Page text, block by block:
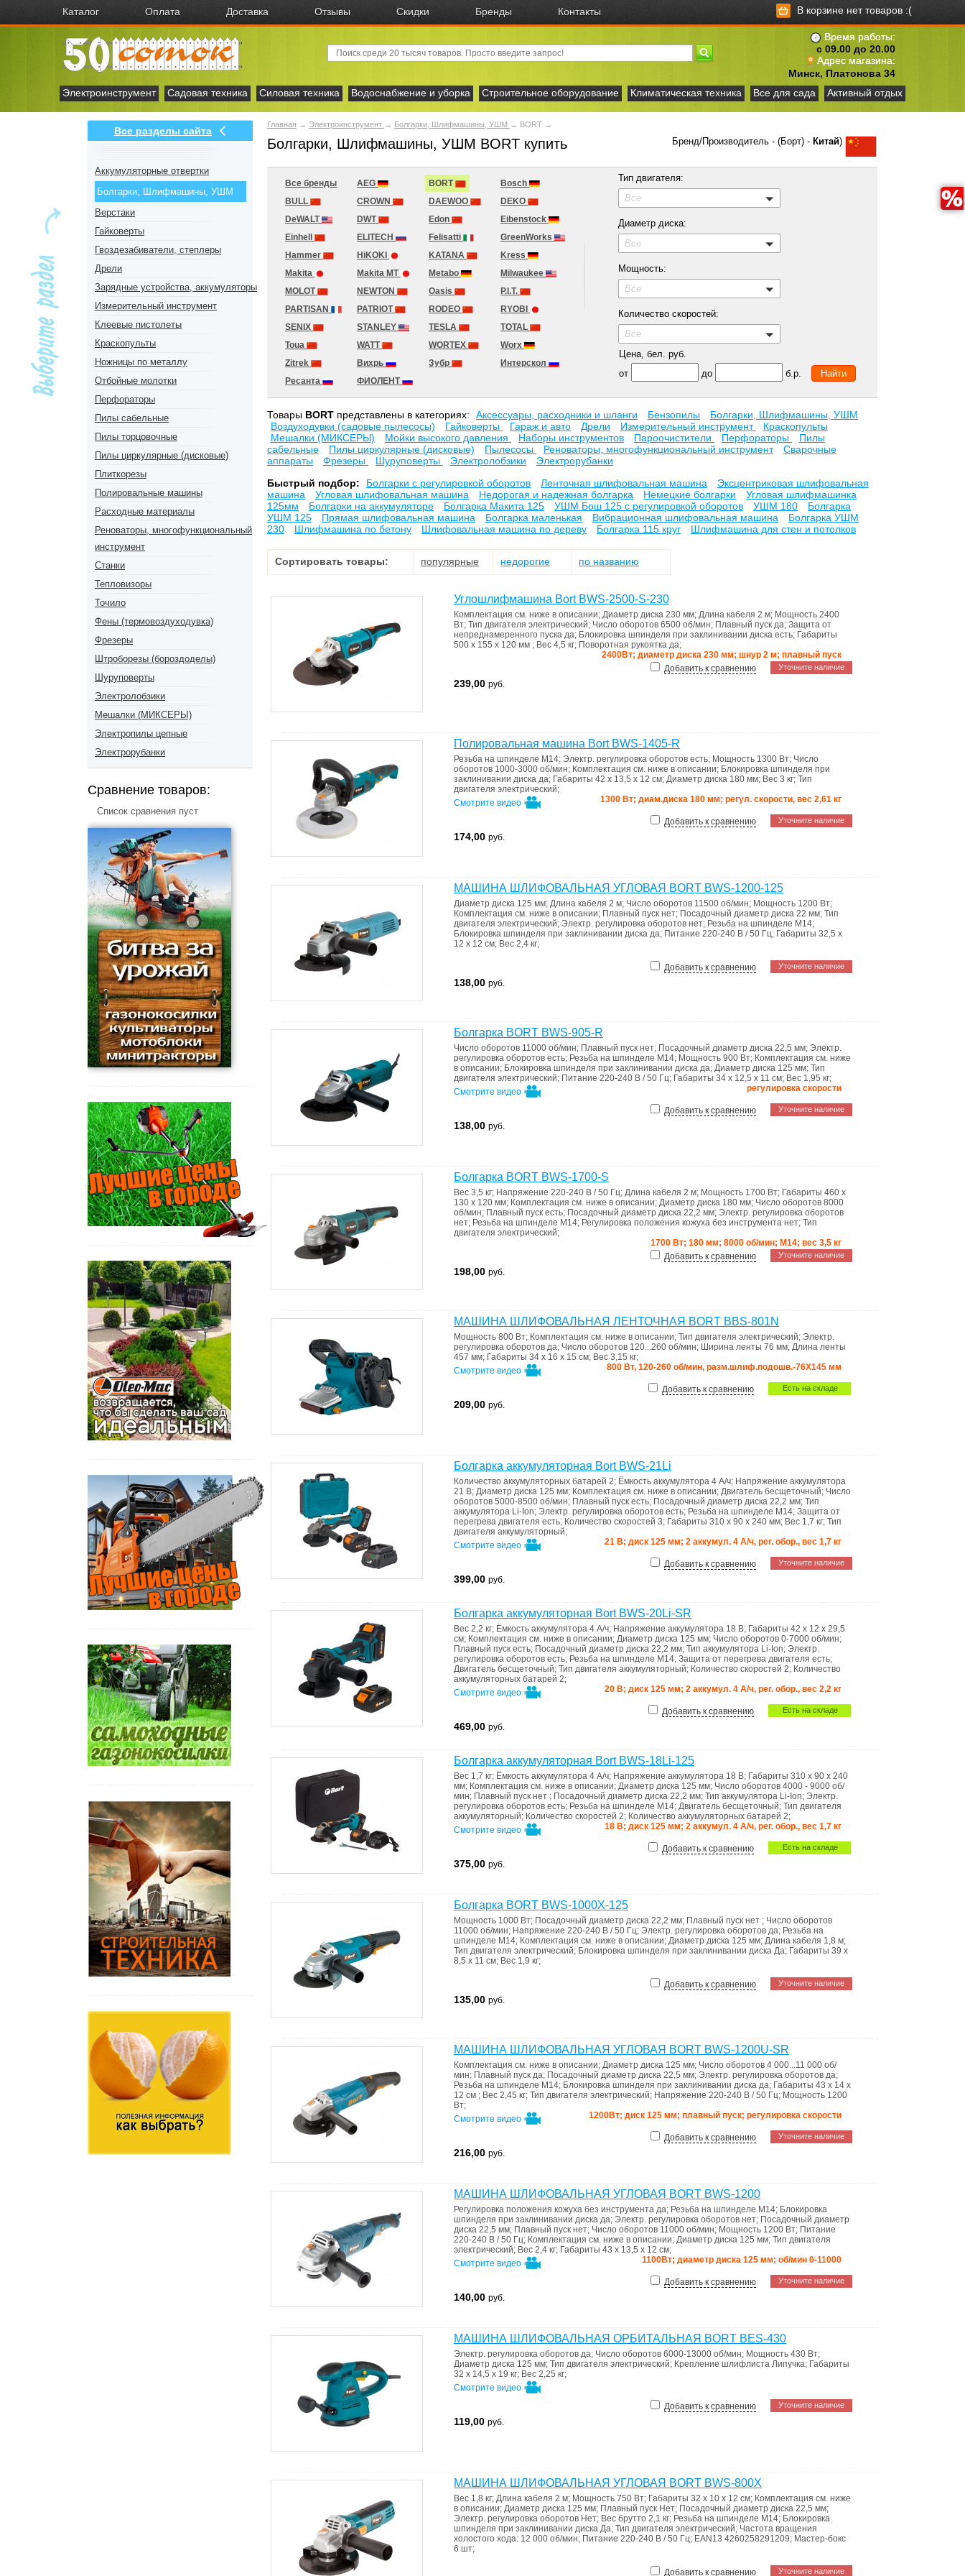
Каталог Оплата Доставка Отзывы Скидки Бренды Контакты В корзине нет товаров :(
Время работы:
с 09.00 до 20.00
Адрес магазина:
Минск, Платонова 34
Электроинструмент
Садовая техника Силовая техника Водоснабжение и уборка Строительное оборудование Климатическая техника Все для сада Активный отдых
Все разделы сайта
Аккумуляторные отвертки
Болгарки, Шлифмашины, УШМ
Верстаки
Гайковерты
Гвоздезабиватели, степлеры
Дрели
Зарядные устройства, аккумуляторы
Измерительный инструмент
Клеевые пистолеты
Краскопульты
Ножницы по металлу
Отбойные молотки
Перфораторы
Пилы сабельные
Пилы торцовочные
Пилы циркулярные (дисковые)
Плиткорезы
Полировальные машины
Расходные материалы
Реноваторы, многофункциональный
инструмент
Станки
Тепловизоры
Точило
Фены (термовоздуходувка)
Фрезеры
Штроборезы (бороздоделы)
Шуруповерты
Электролобзики
Мешалки (МИКСЕРЫ)
Электропилы цепные
Электрорубанки
Сравнение товаров:
Список сравнения пуст
Главная → Электроинструмент → Болгарки, Шлифмашины, УШМ → BORT →
Болгарки, Шлифмашины, УШМ BORT купить Бренд/Производитель - (Борт) - Китай)
Все бренды AEG BORT
Bosch
BULL
CROWN DAEWOO
DEKO
DeWALT
DWT Edon
Eibenstock
Einhell
ELITECH Felisatti
GreenWorks
Hammer
HiKOKI KATANA
Kress
Makita
Makita MT Metabo
Milwaukee
MOLOT
NEWTON Oasis
P.I.T.
PARTISAN
PATRIOT RODEO
RYOBI
SENIX
STANLEY TESLA
TOTAL
Toua
WATT WORTEX
Worx
Zitrek
Вихрь Зубр
Интерскол
Ресанта
ФИОЛЕНТ
Тип двигателя:
Все
Диаметр диска:
Все
Мощность:
Все
Количество скоростей:
Все
Цена, бел. руб.
от
до б.р.
Товары BORT представлены в категориях: Аксесcуары, расходники и шланги Бензопилы
Болгарки, Шлифмашины, УШМ
Воздуходувки (садовые пылесосы)
Гайковерты Гараж и авто Дрели Измерительный инструмент
Краскопульты
Мешалки (МИКСЕРЫ)
Мойки высокого давления Наборы инструментов Пароочистители Перфораторы
Пилы
сабельные
Пилы циркулярные (дисковые) Пылесосы Реноваторы, многофункциональный инструмент
Сварочные
аппараты
Фрезеры Шуруповерты Электролобзики
Электрорубанки
Быстрый подбор:
Болгарки с регулировкой оборотов Ленточная шлифовальная машина
Эксцентриковая шлифовальная
машина
Угловая шлифовальная машина Недорогая и надежная болгарка Немецкие болгарки
Угловая шлифмашинка
125мм
Болгарки на аккумуляторе Болгарка Макита 125 УШМ Бош 125 с регулировкой оборотов УШМ 180
Болгарка
УШМ 125
Прямая шлифовальная машина Болгарка маленькая Вибрационная шлифовальная машина
Болгарка УШМ
230
Шлифмашина по бетону Шлифовальная машина по дереву Болгарка 115 круг Шлифмашина для стен и потолков
Сортировать товары: популярные недорогие по названию
Углошлифмашина Bort BWS-2500-S-230
Комплектация см. ниже в описании; Диаметр диска 230 мм; Длина кабеля 2 м; Мощность 2400
Вт; Тип двигателя электрический; Число оборотов 6500 об/мин; Плавный пуск да; Защита от
непреднамеренного пуска да; Блокировка шпинделя при заклинивании диска есть; Габариты
500 x 155 x 120 мм ; Вес 4,5 кг; Поворотная рукоятка да;
2400Вт; диаметр диска 230 мм; шнур 2 м; плавный пуск
Уточните наличие
Добавить к сравнению
239,00 руб.
Полировальная машина Bort BWS-1405-R
Резьба на шпинделе M14; Электр. регулировка оборотов есть; Мощность 1300 Вт; Число
оборотов 1000-3000 об/мин; Комплектация см. ниже в описании; Блокировка шпинделя при
заклинивании диска да; Габариты 42 x 13,5 x 12 см; Диаметр диска 180 мм; Вес 3 кг; Тип
двигателя электрический;
1300 Вт; диам.диска 180 мм; регул. скорости, вес 2,61 кг
Смотрите видео
Уточните наличие
Добавить к сравнению
174,00 руб.
МАШИНА ШЛИФОВАЛЬНАЯ УГЛОВАЯ BORT BWS-1200-125
Диаметр диска 125 мм; Длина кабеля 2 м; Число оборотов 11500 об/мин; Мощность 1200 Вт;
Комплектация см. ниже в описании; Плавный пуск нет; Посадочный диаметр диска 22 мм; Тип
двигателя электрический; Электр. регулировка оборотов нет; Резьба на шпинделе M14;
Блокировка шпинделя при заклинивании диска да; Питание 220-240 В / 50 Гц; Габариты 32,5 x
12 x 12 см; Вес 2,4 кг;
Уточните наличие
Добавить к сравнению
138,00 руб.
Болгарка BORT BWS-905-R
Число оборотов 11000 об/мин; Плавный пуск нет; Посадочный диаметр диска 22,5 мм; Электр.
регулировка оборотов есть; Резьба на шпинделе M14; Мощность 900 Вт; Комплектация см. ниже
в описании; Блокировка шпинделя при заклинивании диска да; Диаметр диска 125 мм; Тип
двигателя электрический; Питание 220-240 В / 50 Гц; Габариты 34 x 12,5 x 11 см; Вес 1,95 кг;
регулировка скорости
Смотрите видео
Уточните наличие
Добавить к сравнению
138,00 руб.
Болгарка BORT BWS-1700-S
Вес 3,5 кг; Напряжение 220-240 В / 50 Гц; Длина кабеля 2 м; Мощность 1700 Вт; Габариты 460 x
130 x 120 мм; Комплектация см. ниже в описании; Диаметр диска 180 мм; Число оборотов 8000
об/мин; Плавный пуск есть; Посадочный диаметр диска 22,2 мм; Электр. регулировка оборотов
нет; Резьба на шпинделе M14; Регулировка положения кожуха без инструмента нет; Тип
двигателя электрический;
1700 Вт; 180 мм; 8000 об/мин; М14; вес 3,5 кг
Уточните наличие
Добавить к сравнению
198,00 руб.
МАШИНА ШЛИФОВАЛЬНАЯ ЛЕНТОЧНАЯ BORT BBS-801N
Мощность 800 Вт; Комплектация см. ниже в описании; Тип двигателя электрический; Электр.
регулировка оборотов да; Число оборотов 120...260 об/мин; Ширина ленты 76 мм; Длина ленты
457 мм; Габариты 34 x 16 x 15 см; Вес 3,15 кг;
800 Вт, 120-260 об/мин, разм.шлиф.подошв.-76Х145 мм
Смотрите видео
Есть на складе
Добавить к сравнению
209,00 руб.
Болгарка аккумуляторная Bort BWS-21Li
Количество аккумуляторных батарей 2; Ёмкость аккумулятора 4 А/ч; Напряжение аккумулятора
21 В; Диаметр диска 125 мм; Комплектация см. ниже в описании; Двигатель бесщеточный; Число
оборотов 5000-8500 об/мин; Плавный пуск есть; Посадочный диаметр диска 22,2 мм; Тип
аккумулятора Li-Ion; Электр. регулировка оборотов есть; Резьба на шпинделе M14; Защита от
перегрева двигателя есть; Количество скоростей 3; Габариты 310 x 90 x 240 мм; Вес 1,7 кг; Тип
двигателя аккумуляторный;
21 В; диск 125 мм; 2 аккумул. 4 А/ч, рег. обор., вес 1,7 кг
Смотрите видео
Уточните наличие
Добавить к сравнению
399,00 руб.
Болгарка аккумуляторная Bort BWS-20Li-SR
Вес 2,2 кг; Ёмкость аккумулятора 4 А/ч; Напряжение аккумулятора 18 В; Габариты 42 x 12 x 29,5
см; Комплектация см. ниже в описании; Диаметр диска 125 мм; Число оборотов 0-7000 об/мин;
Плавный пуск есть; Посадочный диаметр диска 22,2 мм; Тип аккумулятора Li-Ion; Электр.
регулировка оборотов есть; Резьба на шпинделе M14; Защита от перегрева двигателя есть;
Двигатель бесщеточный; Тип двигателя аккумуляторный; Количество скоростей 2; Количество
аккумуляторных батарей 2;
20 В; диск 125 мм; 2 аккумул. 4 А/ч, рег. обор., вес 2,2 кг
Смотрите видео
Есть на складе
Добавить к сравнению
469,00 руб.
Болгарка аккумуляторная Bort BWS-18Li-125
Вес 1,7 кг; Ёмкость аккумулятора 4 А/ч; Напряжение аккумулятора 18 В; Габариты 310 x 90 x 240
мм; Комплектация см. ниже в описании; Диаметр диска 125 мм; Число оборотов 4000 - 9000 об/
мин; Плавный пуск нет ; Посадочный диаметр диска 22,2 мм; Тип аккумулятора Li-Ion; Электр.
регулировка оборотов есть; Резьба на шпинделе M14; Двигатель бесщеточный; Тип двигателя
аккумуляторный; Количество скоростей 2; Количество аккумуляторных батарей 2;
18 В; диск 125 мм; 2 аккумул. 4 А/ч, рег. обор., вес 1,7 кг
Смотрите видео
Есть на складе
Добавить к сравнению
375,00 руб.
Болгарка BORT BWS-1000X-125
Мощность 1000 Вт; Посадочный диаметр диска 22,2 мм; Плавный пуск нет ; Число оборотов
11000 об/мин; Напряжение 220-240 В / 50 Гц; Электр. регулировка оборотов да; Резьба на
шпинделе M14; Комплектация см. ниже в описании; Диаметр диска 125 мм; Длина кабеля 1,8 м;
Тип двигателя электрический; Блокировка шпинделя при заклинивании диска Да; Габариты 39 x
8,5 x 11 см; Вес 1,9 кг;
Уточните наличие
Добавить к сравнению
135,00 руб.
МАШИНА ШЛИФОВАЛЬНАЯ УГЛОВАЯ BORT BWS-1200U-SR
Комплектация см. ниже в описании; Диаметр диска 125 мм; Число оборотов 4 000...11 000 об/
мин; Плавный пуск да; Посадочный диаметр диска 22,5 мм; Электр. регулировка оборотов да;
Резьба на шпинделе M14; Блокировка шпинделя при заклинивании диска да; Габариты 43 x 14 x
12 см ; Вес 2,45 кг; Тип двигателя электрический; Напряжение 220-240 В / 50 Гц; Мощность 1200
Вт;
1200Вт; диск 125 мм; плавный пуск; регулировка скорости
Смотрите видео
Уточните наличие
Добавить к сравнению
216,00 руб.
МАШИНА ШЛИФОВАЛЬНАЯ УГЛОВАЯ BORT BWS-1200
Регулировка положения кожуха без инструмента да; Резьба на шпинделе M14; Блокировка
шпинделя при заклинивании диска да; Электр. регулировка оборотов нет; Посадочный диаметр
диска 22,5 мм; Плавный пуск нет; Число оборотов 11000 об/мин; Мощность 1200 Вт; Питание
220-240 В / 50 Гц; Комплектация см. ниже в описании; Диаметр диска 125 мм; Тип двигателя
электрический; Вес 2,4 кг; Габариты 43 x 13,5 x 12 см;
1100Вт; диаметр диска 125 мм; об/мин 0-11000
Смотрите видео
Уточните наличие
Добавить к сравнению
140,00 руб.
МАШИНА ШЛИФОВАЛЬНАЯ ОРБИТАЛЬНАЯ BORT BES-430
Электр. регулировка оборотов да; Число оборотов 6000-13000 об/мин; Мощность 430 Вт;
Диаметр диска 125 мм; Тип двигателя электрический; Крепление шлифлиста Липучка; Габариты
32 x 14,5 x 19 кг; Вес 2,25 кг;
Смотрите видео
Уточните наличие
Добавить к сравнению
119,00 руб.
МАШИНА ШЛИФОВАЛЬНАЯ УГЛОВАЯ BORT BWS-800X
Вес 1,8 кг; Длина кабеля 2 м; Мощность 750 Вт; Габариты 32 x 10 x 12 см; Комплектация см. ниже
в описании; Диаметр диска 125 мм; Плавный пуск Нет; Посадочный диаметр диска 22,5 мм;
Электр. регулировка оборотов Нет; Вес брутто 2,1 кг; Резьба на шпинделе M14; Блокировка
шпинделя при заклинивании диска Да; Тип двигателя электрический; Частота вращения
холостого хода: 12 000 об/мин; Питание 220-240 В / 50 Гц; EAN13 4260258291209; Мастер-бокс
6 шт;
Уточните наличие
Добавить к сравнению